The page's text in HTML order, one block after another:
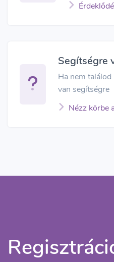
Segítségre
Ha nem találod
van segítségre
Nézz körbe